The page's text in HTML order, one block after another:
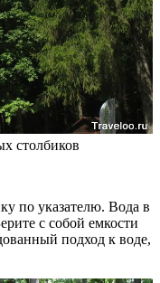
столбиков
по указателю. Вода в
с собой емкости
подход к воде,